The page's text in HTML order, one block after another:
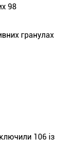
98
гранулах
106 із